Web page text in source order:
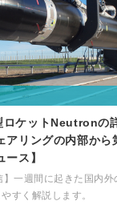
ケットNeutronの
アリングの内部から
ース】
】一週間に起きた国内
すく解説します。